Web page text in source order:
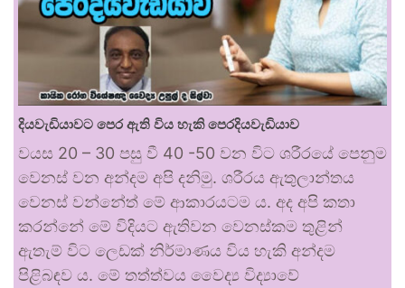
දියවැඩියාවට පෙර ඇති විය හැකි පෙරදියවැඩියාව
වයස 20 – 30 පසු වී 40 -50 වන විට ශරීරයේ පෙනුම
වෙනස් වන අන්දම අපි දනිමු. ශරීරය ඇතුලාන්තය
වෙනස් වන්නේත් මේ ආකාරයටම ය. අද අපි කතා
කරන්නේ මේ විදියට ඇතිවන වෙනස්කම තුළින්
ඇතැම් විට ලෙඩක් නිර්මාණය විය හැකි අන්දම
පිළිබඳව ය. මේ තත්ත්වය වෛද්‍ය විද්‍යාවේ